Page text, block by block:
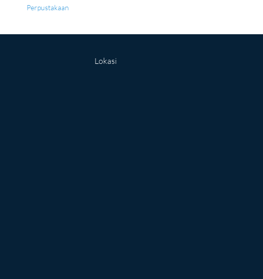
Perpustakaan
Lokasi